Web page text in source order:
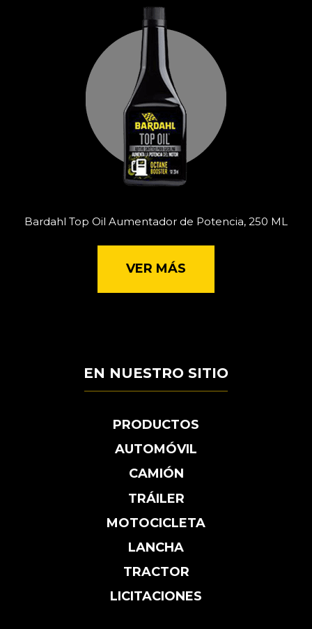
Bardahl Top Oil Aumentador de Potencia, 250 ML
VER MÁS
EN NUESTRO SITIO
PRODUCTOS
AUTOMÓVIL
CAMIÓN
TRÁILER
MOTOCICLETA
LANCHA
TRACTOR
LICITACIONES